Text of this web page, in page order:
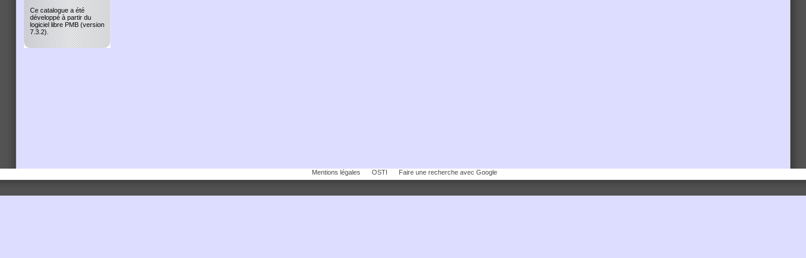
Mentions légales OSTI Faire une recherche avec Google
Ce catalogue a été
développé à partir du
logiciel libre PMB (version
7.3.2).